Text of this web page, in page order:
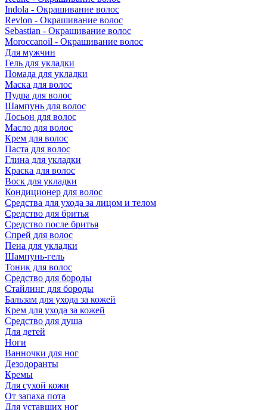
Indola - Окрашивание волос
Revlon - Окрашивание волос
Sebastian - Окрашивание волос
Moroccanoil - Окрашивание волос
Для мужчин
Гель для укладки
Помада для укладки
Маска для волос
Пудра для волос
Шампунь для волос
Лосьон для волос
Масло для волос
Крем для волос
Паста для волос
Глина для укладки
Краска для волос
Воск для укладки
Кондиционер для волос
Средства для ухода за лицом и телом
Средство для бритья
Средство после бритья
Спрей для волос
Пена для укладки
Шампунь-гель
Тоник для волос
Средство для бороды
Стайлинг для бороды
Бальзам для ухода за кожей
Крем для ухода за кожей
Средство для душа
Для детей
Ноги
Ванночки для ног
Дезодоранты
Кремы
Для сухой кожи
От запаха пота
Для уставших ног